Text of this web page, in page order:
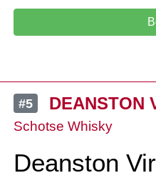
#5 DEANSTON
Schotse Whisky
Deanston